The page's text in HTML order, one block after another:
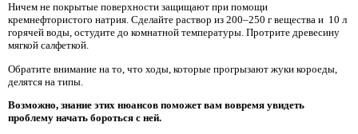
Ничем не покрытые поверхности защищают при помощи
кремнефтористого натрия. Сделайте раствор из 200–250 г вещества и 10 л
горячей воды, остудите до комнатной температуры. Протрите древесину
мягкой салфеткой.
Обратите внимание на то, что ходы, которые прогрызают жуки короеды,
делятся на типы.
Возможно, знание этих нюансов поможет вам вовремя увидеть
проблему начать бороться с ней.